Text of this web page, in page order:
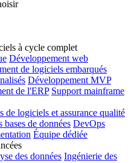
à cycle complet
Développement web
de logiciels embarqués
Développement MVP
de l'ERP Support mainframe
de logiciels et assurance qualité
de données DevOps
Équipe dédiée
des données Ingénierie des